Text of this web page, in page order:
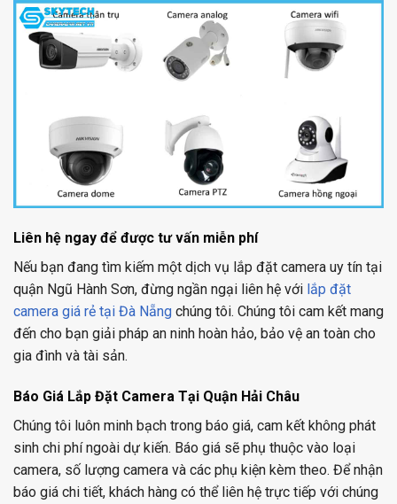
Liên hệ ngay để được tư vấn miễn phí
Nếu bạn đang tìm kiếm một dịch vụ lắp đặt camera uy tín tại
quận Ngũ Hành Sơn, đừng ngần ngại liên hệ với lắp đặt
camera giá rẻ tại Đà Nẵng chúng tôi. Chúng tôi cam kết mang
đến cho bạn giải pháp an ninh hoàn hảo, bảo vệ an toàn cho
gia đình và tài sản.
Báo Giá Lắp Đặt Camera Tại Quận Hải Châu
Chúng tôi luôn minh bạch trong báo giá, cam kết không phát
sinh chi phí ngoài dự kiến. Báo giá sẽ phụ thuộc vào loại
camera, số lượng camera và các phụ kiện kèm theo. Để nhận
báo giá chi tiết, khách hàng có thể liên hệ trực tiếp với chúng